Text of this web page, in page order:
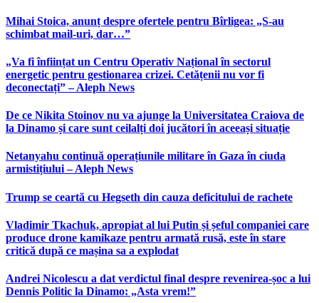
Mihai Stoica, anunț despre ofertele pentru Bîrligea: „S-au
schimbat mail-uri, dar…”
„Va fi înființat un Centru Operativ Național în sectorul
energetic pentru gestionarea crizei. Cetățenii nu vor fi
deconectați” – Aleph News
De ce Nikita Stoinov nu va ajunge la Universitatea Craiova de
la Dinamo și care sunt ceilalți doi jucători în aceeași situație
Netanyahu continuă operațiunile militare în Gaza în ciuda
armistițiului – Aleph News
Trump se ceartă cu Hegseth din cauza deficitului de rachete
Vladimir Tkachuk, apropiat al lui Putin și șeful companiei care
produce drone kamikaze pentru armată rusă, este în stare
critică după ce mașina sa a explodat
Andrei Nicolescu a dat verdictul final despre revenirea-șoc a lui
Dennis Politic la Dinamo: „Asta vrem!”